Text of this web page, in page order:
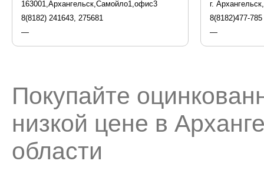
163001,Архангельск,Самойло1,офис3
8(8182) 241643, 275681
—
г.
8(8182)477-785
—
Покупайте
низкой цене в
области